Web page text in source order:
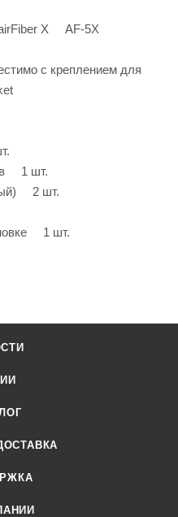
X AF-5X
с креплением для
1 шт.
2 шт.
1 шт.